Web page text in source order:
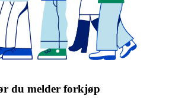
du melder forkjøp